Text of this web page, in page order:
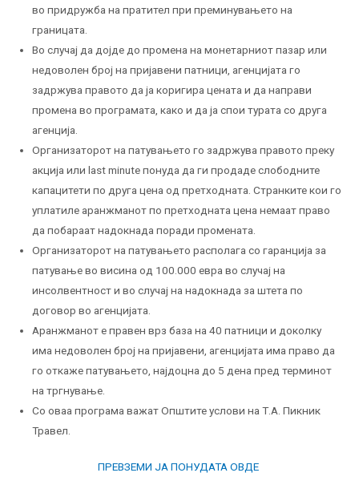
во придружба на пратител при преминувањето на
границата.
Во случај да дојде до промена на монетарниот пазар или
недоволен број на пријавени патници, агенцијата го
задржува правото да ја коригира цената и да направи
промена во програмата, како и да ја спои турата со друга
агенција.
Организаторот на патувањето го задржува правото преку
акција или last minute понуда да ги продаде слободните
капацитети по друга цена од претходната. Странките кои го
уплатиле аранжманот по претходната цена немаат право
да побараат надокнада поради промената.
Организаторот на патувањето располага со гаранција за
патување во висина од 100.000 евра во случај на
инсолвентност и во случај на надокнада за штета по
договор во агенцијата.
Аранжманот е правен врз база на 40 патници и доколку
има недоволен број на пријавени, агенцијата има право да
го откаже патувањето, најдоцна до 5 дена пред терминот
на тргнување.
Со оваа програма важат Општите услови на Т.А. Пикник
Травел.
ПРЕВЗЕМИ ЈА ПОНУДАТА ОВДЕ